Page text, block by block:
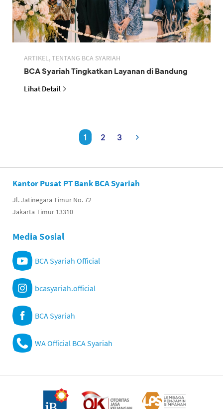
ARTIKEL, TENTANG BCA SYARIAH
BCA Syariah Tingkatkan Layanan di Bandung
Lihat Detail
1 2 3
Kantor Pusat PT Bank BCA Syariah
Jl. Jatinegara Timur No. 72
Jakarta Timur 13310
Media Sosial
BCA Syariah Official
bcasyariah.official
BCA Syariah
WA Official BCA Syariah